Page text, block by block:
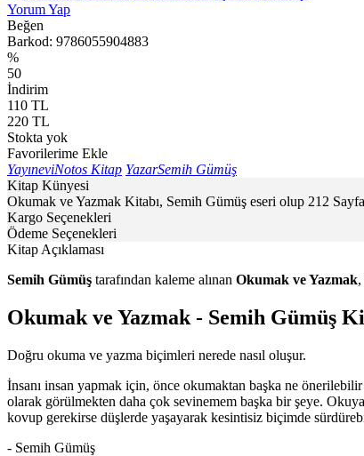
Yorum Yap
Beğen
Barkod: 9786055904883
%
50
İndirim
110 TL
220 TL
Stokta yok
Favorilerime Ekle
YayıneviNotos Kitap YazarSemih Gümüş
Kitap Künyesi
Okumak ve Yazmak Kitabı, Semih Gümüş eseri olup 212
Kargo Seçenekleri
Ödeme Seçenekleri
Kitap Açıklaması
Semih Gümüş tarafından kaleme alınan Okumak ve Yazmak,
Okumak ve Yazmak - Semih Gümüş
Doğru okuma ve yazma biçimleri nerede nasıl oluşur.
İnsanı insan yapmak için, önce okumaktan başka ne önerilebilir
olarak görülmekten daha çok sevinemem başka bir şeye.
kovup gerekirse düşlerde yaşayarak kesintisiz biçimde
- Semih Gümüş